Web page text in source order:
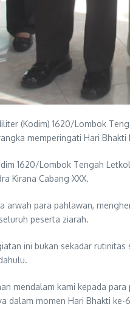
(Kodim) 1620/Lombok
memperingati Hari
1620/Lombok Tengah
Kirana Cabang XXX.
para pahlawan,
peserta ziarah.
ini bukan sekadar
mendalam kami kepada
dalam momen Hari Bhakti ke-